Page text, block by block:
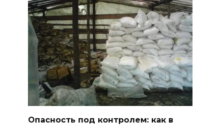
Опасность под контролем: как в